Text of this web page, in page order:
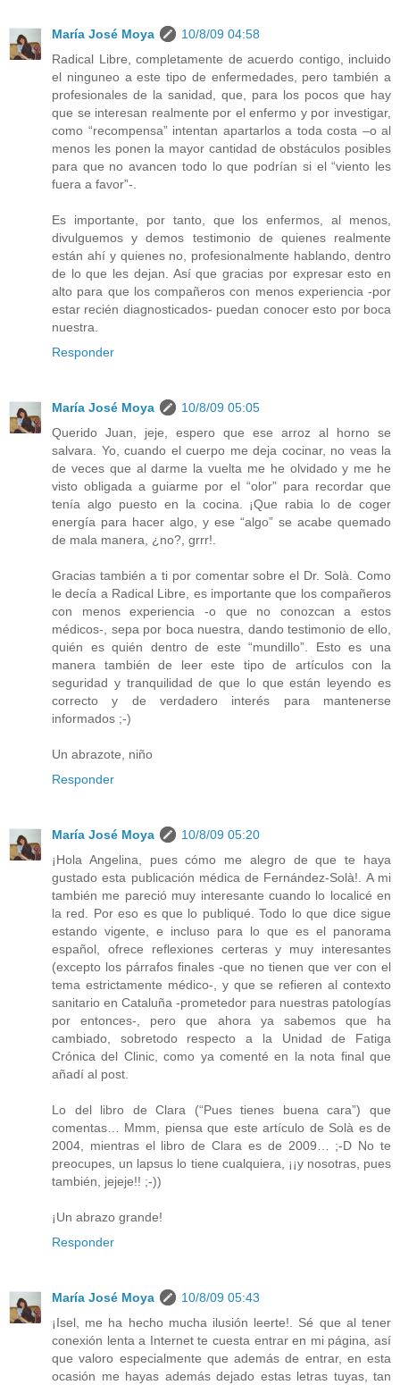
María José Moya
10/8/09 04:58
Radical Libre, completamente de acuerdo contigo, incluido
el ninguneo a este tipo de enfermedades, pero también a
profesionales de la sanidad, que, para los pocos que hay
que se interesan realmente por el enfermo y por investigar,
como “recompensa” intentan apartarlos a toda costa –o al
menos les ponen la mayor cantidad de obstáculos posibles
para que no avancen todo lo que podrían si el “viento les
fuera a favor”-.
Es importante, por tanto, que los enfermos, al menos,
divulguemos y demos testimonio de quienes realmente
están ahí y quienes no, profesionalmente hablando, dentro
de lo que les dejan. Así que gracias por expresar esto en
alto para que los compañeros con menos experiencia -por
estar recién diagnosticados- puedan conocer esto por boca
nuestra.
Responder
María José Moya
10/8/09 05:05
Querido Juan, jeje, espero que ese arroz al horno se
salvara. Yo, cuando el cuerpo me deja cocinar, no veas la
de veces que al darme la vuelta me he olvidado y me he
visto obligada a guiarme por el “olor” para recordar que
tenía algo puesto en la cocina. ¡Que rabia lo de coger
energía para hacer algo, y ese “algo” se acabe quemado
de mala manera, ¿no?, grrr!.
Gracias también a ti por comentar sobre el Dr. Solà. Como
le decía a Radical Libre, es importante que los compañeros
con menos experiencia -o que no conozcan a estos
médicos-, sepa por boca nuestra, dando testimonio de ello,
quién es quién dentro de este “mundillo”. Esto es una
manera también de leer este tipo de artículos con la
seguridad y tranquilidad de que lo que están leyendo es
correcto y de verdadero interés para mantenerse
informados ;-)
Un abrazote, niño
Responder
María José Moya
10/8/09 05:20
¡Hola Angelina, pues cómo me alegro de que te haya
gustado esta publicación médica de Fernández-Solà!. A mi
también me pareció muy interesante cuando lo localicé en
la red. Por eso es que lo publiqué. Todo lo que dice sigue
estando vigente, e incluso para lo que es el panorama
español, ofrece reflexiones certeras y muy interesantes
(excepto los párrafos finales -que no tienen que ver con el
tema estrictamente médico-, y que se refieren al contexto
sanitario en Cataluña -prometedor para nuestras patologías
por entonces-, pero que ahora ya sabemos que ha
cambiado, sobretodo respecto a la Unidad de Fatiga
Crónica del Clinic, como ya comenté en la nota final que
añadí al post.
Lo del libro de Clara (“Pues tienes buena cara”) que
comentas… Mmm, piensa que este artículo de Solà es de
2004, mientras el libro de Clara es de 2009… ;-D No te
preocupes, un lapsus lo tiene cualquiera, ¡¡y nosotras, pues
también, jejeje!! ;-))
¡Un abrazo grande!
Responder
María José Moya
10/8/09 05:43
¡Isel, me ha hecho mucha ilusión leerte!. Sé que al tener
conexión lenta a Internet te cuesta entrar en mi página, así
que valoro especialmente que además de entrar, en esta
ocasión me hayas además dejado estas letras tuyas, tan